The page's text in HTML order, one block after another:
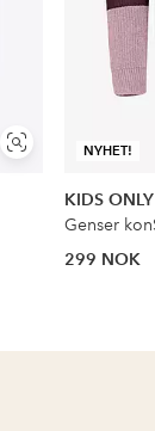
Vis
lignende
NYHET!
KIDS ONLY
299 NOK